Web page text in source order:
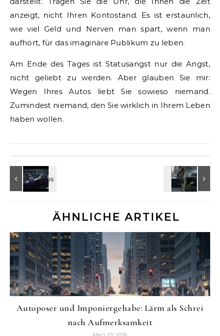
anzeigt, nicht Ihren Kontostand. Es ist erstaunlich,
wie viel Geld und Nerven man spart, wenn man
aufhört, für das imaginäre Publikum zu leben.
Am Ende des Tages ist Statusangst nur die Angst,
nicht geliebt zu werden. Aber glauben Sie mir:
Wegen Ihres Autos liebt Sie sowieso niemand.
Zumindest niemand, den Sie wirklich in Ihrem Leben
haben wollen.
Autoposer und Imponiergehabe: Lärm als Schrei
nach Aufmerksamkeit